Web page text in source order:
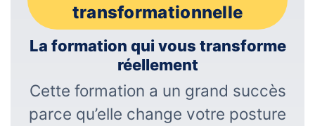
transformationnelle
La formation qui vous transforme
réellement
Cette formation a un grand succès
parce qu’elle change votre posture